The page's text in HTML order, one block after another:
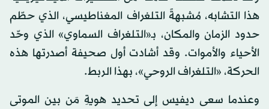
هذا التشابه، مُشبهةً التلغراف المغناطيسي، الذي حطّم
حدود الزمان والمكان، بـ«التلغراف السماوي» الذي وحّد
الأحياء والأموات. وقد أشادت أول صحيفة أصدرتها هذه
الحركة، «التلغراف الروحي»، بهذا الربط.
وعندما سعى ديفيس إلى تحديد هويةِ مَن بين الموتى